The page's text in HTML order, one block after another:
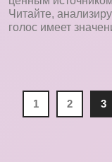
Читайте,
голос имеет
1 2 3